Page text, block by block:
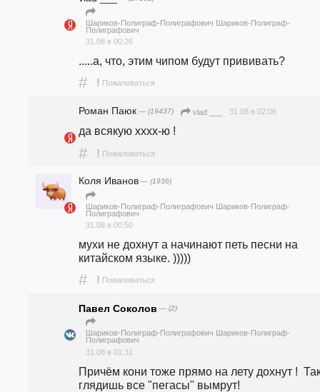
Шариков-Полиграф-Полиграфович Шариков-Полиграф-
Полиграфович
31.08 в 00:26
.....а, что, этим чипом будут прививать?
# ! Пожаловаться
Роман Паюк — (19437) vlad ___ 31.08 в 02:06
да всякую хххх-ю !
# ! Пожаловаться
Коля Иванов — (1936)
Шариков-Полиграф-Полиграфович Шариков-Полиграф-
Полиграфович
31.08 в 00:50
мухи не дохнут а начинают петь песни на
китайском языке. )))))
# ! Пожаловаться
Павел Соколов — (2)
Шариков-Полиграф-Полиграфович Шариков-Полиграф-
Полиграфович
31.08 в 01:31
Причём кони тоже прямо на лету дохнут !
глядишь все "пегасы" вымрут!